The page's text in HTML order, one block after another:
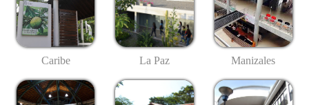
Caribe La Paz Manizales